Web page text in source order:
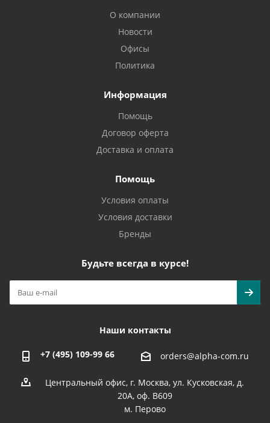
О компании
Новости
Офисы
Политика
Информация
Помощь
Договор оферта
Доставка и оплата
Помощь
Условия оплаты
Условия доставки
Бренды
Будьте всегда в курсе!
Наши контакты
+7 (495) 109-99 66 orders@alpha-com.ru
Центральный офис, г. Москва, ул. Кусковская, д.
20А, оф. В609
м. Перово